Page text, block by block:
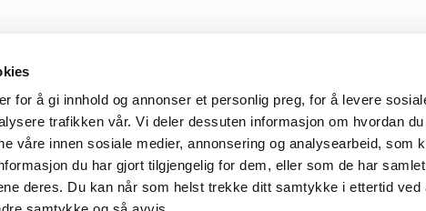
for å gi innhold og annonser et personlig preg, for å levere
trafikken vår. Vi deler dessuten informasjon om hvordan
våre innen sosiale medier, annonsering og analysearbeid, som
du har gjort tilgjengelig for dem, eller som de har
deres. Du kan når som helst trekke ditt samtykke i ettertid ved
Arendal-Tlf: 37 01 79 00